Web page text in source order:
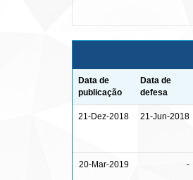
Data de
publicação
Data de
defesa
21-Dez-2018 21-Jun-2018
20-Mar-2019 -